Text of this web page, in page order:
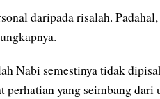
daripada risalah.
Nabi semestinya tidak
perhatian yang seimbang